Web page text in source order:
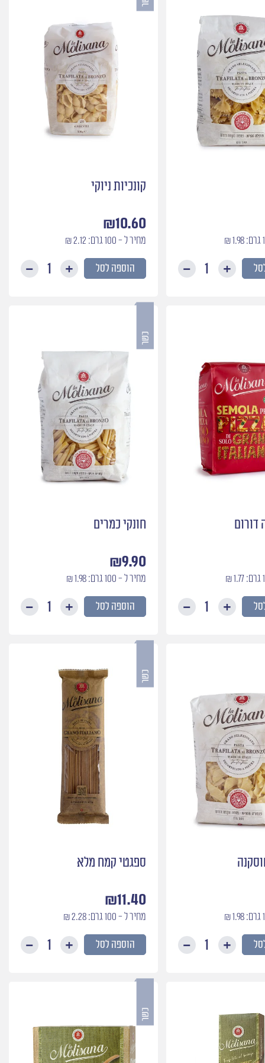
כמות
קונכיות ניוקי
₪10.60
מחיר ל - 100 גרם: 2.12 ₪
כמות
הוספה לסל
דורום
כמות
חונקי כמרים
₪9.90
מחיר ל - 100 גרם: 1.98 ₪
כמות
הוספה לסל
כמות
ספגטי קמח מלא
₪11.40
מחיר ל - 100 גרם: 2.28 ₪
כמות
הוספה לסל